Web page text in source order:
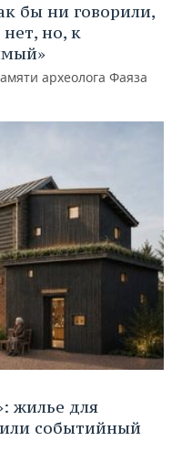
бы ни говорили,
но, к
археолога Фаяза
жилье для
событийный